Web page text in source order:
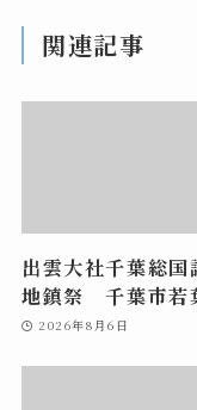
関連記事
出雲大社千葉総
地鎮祭 千葉市若
2026年8月6日